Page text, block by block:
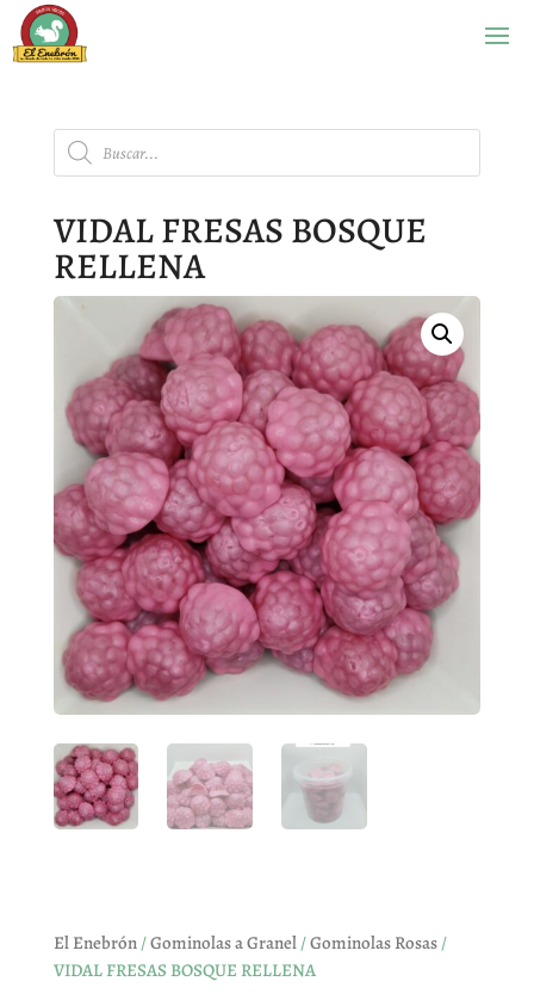
Búsqueda
de
productos
VIDAL FRESAS BOSQUE
RELLENA
El Enebrón/Gominolas a Granel/Gominolas Rosas/
VIDAL FRESAS BOSQUE RELLENA